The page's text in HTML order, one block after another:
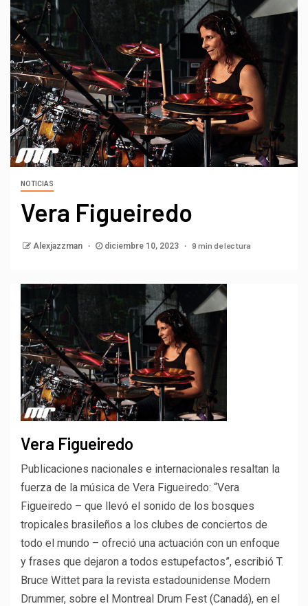
NOTICIAS
Vera Figueiredo
Alexjazzman diciembre 10, 2023 9 min de lectura
Vera Figueiredo
Publicaciones nacionales e internacionales resaltan la
fuerza de la música de Vera Figueiredo: “Vera
Figueiredo – que llevó el sonido de los bosques
tropicales brasileños a los clubes de conciertos de
todo el mundo – ofreció una actuación con un enfoque
y frases que dejaron a todos estupefactos”, escribió T.
Bruce Wittet para la revista estadounidense Modern
Drummer, sobre el Montreal Drum Fest (Canadá), en el